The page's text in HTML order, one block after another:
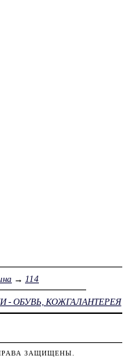
→ 114
- ОБУВЬ, КОЖГАЛАНТЕРЕЯ
ЗАЩИЩЕНЫ.